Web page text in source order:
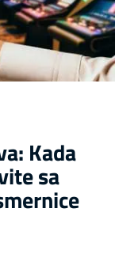
Kada
sa